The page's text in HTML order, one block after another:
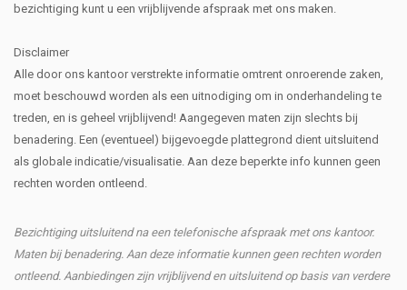
bezichtiging kunt u een vrijblijvende afspraak met ons maken.
Disclaimer
Alle door ons kantoor verstrekte informatie omtrent onroerende zaken,
moet beschouwd worden als een uitnodiging om in onderhandeling te
treden, en is geheel vrijblijvend! Aangegeven maten zijn slechts bij
benadering. Een (eventueel) bijgevoegde plattegrond dient uitsluitend
als globale indicatie/visualisatie. Aan deze beperkte info kunnen geen
rechten worden ontleend.
Bezichtiging uitsluitend na een telefonische afspraak met ons kantoor.
Maten bij benadering. Aan deze informatie kunnen geen rechten worden
ontleend. Aanbiedingen zijn vrijblijvend en uitsluitend op basis van verdere